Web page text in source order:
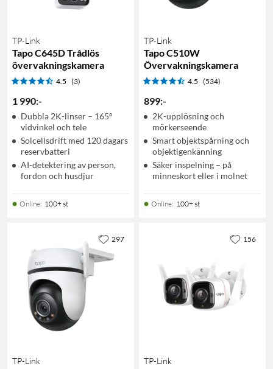
TP-Link
Tapo C645D Trådlös
övervakningskamera
4.5 (3)
1 990:-
Dubbla 2K-linser – 165°
vidvinkel och tele
Solcellsdrift med 120 dagars
reservbatteri
AI-detektering av person,
fordon och husdjur
Online: 100+ st
TP-Link
Tapo C510W
Övervakningskamera
4.5 (534)
899:-
2K-upplösning och
mörkerseende
Smart objektspårning och
objektigenkänning
Säker inspelning – på
minneskort eller i molnet
Online: 100+ st
TP-Link
297
TP-Link
156